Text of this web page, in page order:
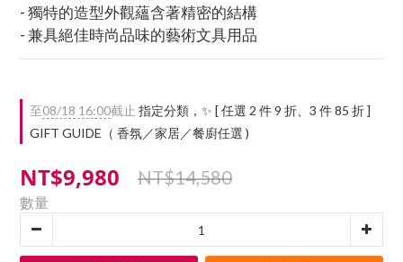
- 獨特的造型外觀蘊含著精密的結構
- 兼具絕佳時尚品味的藝術文具用品
至08/18 16:00截止 指定分類，✨ [ 任選 2 件 9 折、3 件 85 折 ]
GIFT GUIDE（ 香氛／家居／餐廚任選 )
NT$9,980 NT$14,580
數量